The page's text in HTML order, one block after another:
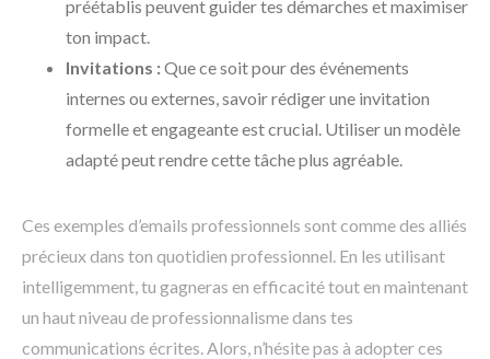
préétablis peuvent guider tes démarches et maximiser
ton impact.
Invitations :Que ce soit pour des événements
internes ou externes, savoir rédiger une invitation
formelle et engageante est crucial. Utiliser un modèle
adapté peut rendre cette tâche plus agréable.
Ces exemples d’emails professionnels sont comme des alliés
précieux dans ton quotidien professionnel. En les utilisant
intelligemment, tu gagneras en efficacité tout en maintenant
un haut niveau de professionnalisme dans tes
communications écrites. Alors, n’hésite pas à adopter ces